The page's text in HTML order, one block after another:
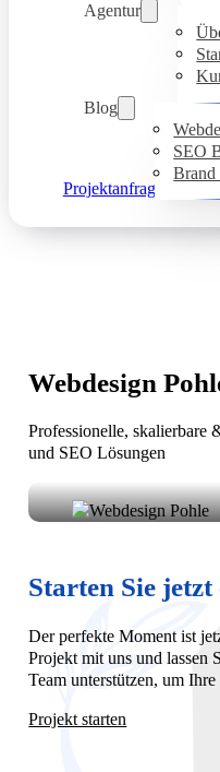
Agentur
Blog
SEO
Projektanfrage
Webdesign
Professionelle, skalierbare
und SEO Lösungen
Webdesignlösungen
Starten Sie
Der perfekte Moment ist
Projekt mit uns und lassen
Team unterstützen, um
Projekt starten